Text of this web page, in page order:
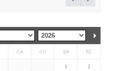
CA CÜ ŞƏ BZ
1 2